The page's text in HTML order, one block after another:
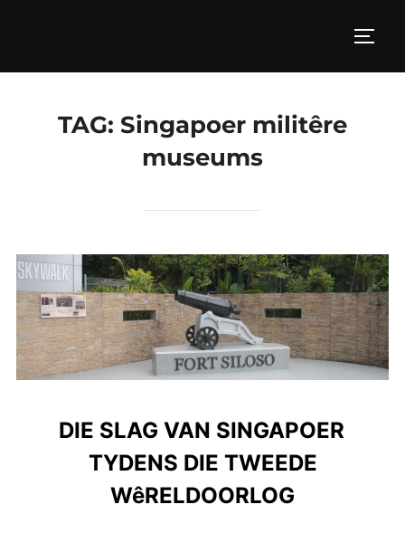
TAG: Singapoer militêre
museums
DIE SLAG VAN SINGAPOER
TYDENS DIE TWEEDE
WêRELDOORLOG